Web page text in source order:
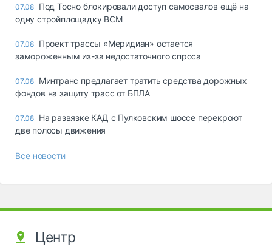
07.08 Под Тосно блокировали доступ самосвалов ещё на
одну стройплощадку ВСМ
07.08 Проект трассы «Меридиан» остается
замороженным из-за недостаточного спроса
07.08 Минтранс предлагает тратить средства дорожных
фондов на защиту трасс от БПЛА
07.08 На развязке КАД с Пулковским шоссе перекроют
две полосы движения
Все новости
Центр